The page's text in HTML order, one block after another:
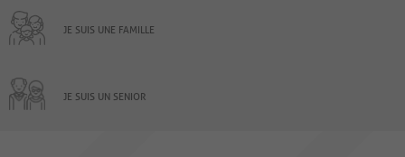
JE SUIS UNE FAMILLE
JE SUIS UN SENIOR